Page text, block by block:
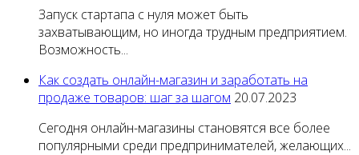
Запуск стартапа с нуля может быть
захватывающим, но иногда трудным предприятием.
Возможность...
Как создать онлайн-магазин и заработать на
продаже товаров: шаг за шагом 20.07.2023
Сегодня онлайн-магазины становятся все более
популярными среди предпринимателей, желающих...